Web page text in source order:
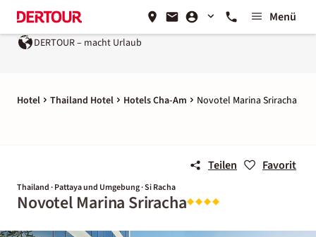
Menü
DERTOUR – macht Urlaub
Hotel Thailand Hotel Hotels Cha-Am Novotel Marina Sriracha
Teilen Favorit
Thailand · Pattaya und Umgebung · Si Racha
Novotel Marina Sriracha